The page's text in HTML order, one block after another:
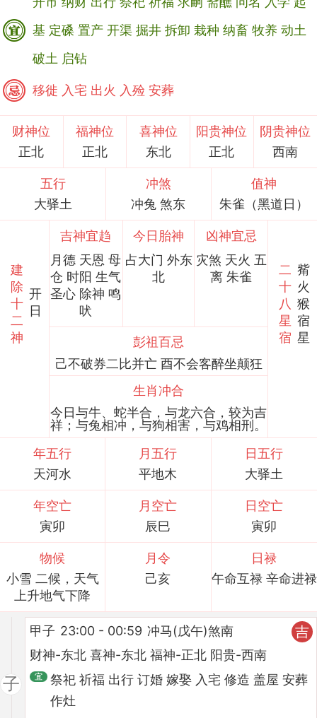
基 定磉置产开渠掘井拆卸栽种纳畜牧养动土
破土 启钻
移徙 入宅 出火 入殓安葬
财神位
正北
福神位
正北
喜神位
东北
阳贵神位
正北
阴贵神位
西南
五行
大驿土
冲煞
冲兔 煞东
值神
朱雀（黑道日）
建
除
十
二
神
开
日
吉神宜趋
月德 天恩 母
仓 时阳 生气
圣心 除神 鸣
吠
今日胎神
占大门 外东
北
凶神宜忌
灾煞 天火 五
离 朱雀
彭祖百忌
己不破券二比并亡 酉不会客醉坐颠狂
生肖冲合
今日与牛、蛇半合，与龙六合，较为吉
祥；与兔相冲，与狗相害，与鸡相刑。
二
十
八
星
宿
觜
火
猴
宿
星
年五行
天河水
月五行
平地木
日五行
大驿土
年空亡
寅卯
月空亡
辰巳
日空亡
寅卯
物候
小雪 二候，天气
上升地气下降
月令
己亥
日禄
午命互禄 辛命进禄
子
甲子 23:00 - 00:59 冲马(戊午)煞南
财神-东北 喜神-东北 福神-正北 阳贵-西南
祭祀 祈福 出行 订婚 嫁娶 入宅 修造 盖屋 安葬
作灶
吉